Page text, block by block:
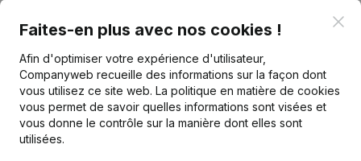
Faites-en plus avec nos cookies !
Afin d'optimiser votre expérience d'utilisateur,
Companyweb recueille des informations sur la façon dont
vous utilisez ce site web. La politique en matière de cookies
vous permet de savoir quelles informations sont visées et
vous donne le contrôle sur la manière dont elles sont
utilisées.
Français
Kantorenpark Everest
Produit
Informations d’entreprise
Monitoring
Recherche internationale